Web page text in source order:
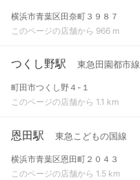
横浜市青葉区田奈町３９８７
このページの店舗から 966 m
つくし野駅 東急田園都市線
町田市つくし野４-１
このページの店舗から 1.1 km
恩田駅 東急こどもの国線
横浜市青葉区恩田町２０４３
このページの店舗から 1.5 km